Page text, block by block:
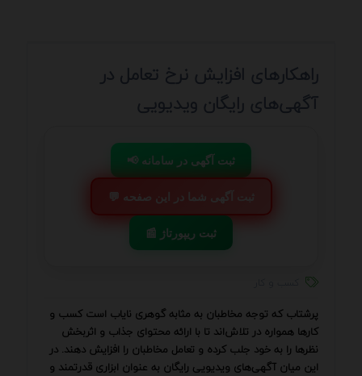
راهکارهای افزایش نرخ تعامل در
آگهی‌های رایگان ویدیویی
📢 ثبت آگهی در سامانه
💬 ثبت آگهی شما در این صفحه
📰 ثبت ریپورتاژ
پرشتاب که توجه مخاطبان به مثابه گوهری نایاب است کسب و
کارها همواره در تلاش‌اند تا با ارائه محتوای جذاب و اثربخش
نظرها را به خود جلب کرده و تعامل مخاطبان را افزایش دهند. در
این میان آگهی‌های ویدیویی رایگان به عنوان ابزاری قدرتمند و